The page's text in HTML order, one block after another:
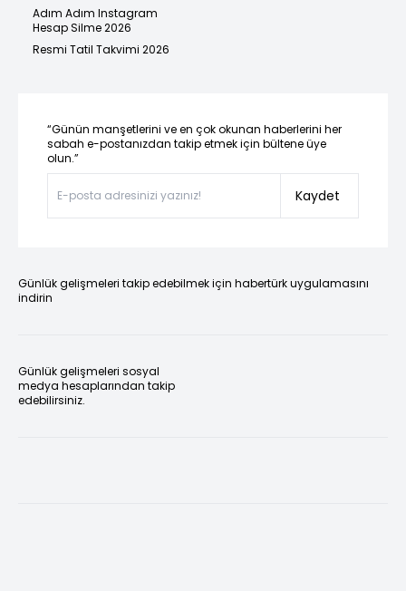
Adım Adım Instagram
Hesap Silme 2026
Resmi Tatil Takvimi 2026
“Günün manşetlerini ve en çok okunan haberlerini her
sabah e-postanızdan takip etmek için bültene üye
olun.”
Kaydet
Günlük gelişmeleri takip edebilmek için habertürk uygulamasını
indirin
Günlük gelişmeleri sosyal
medya hesaplarından takip
edebilirsiniz.